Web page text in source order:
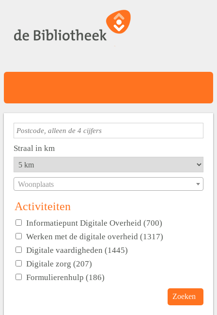
Straal in km
Woonplaats
Activiteiten
Informatiepunt Digitale Overheid (700)
Werken met de digitale overheid (1317)
Digitale vaardigheden (1445)
Digitale zorg (207)
Formulierenhulp (186)
Zoeken